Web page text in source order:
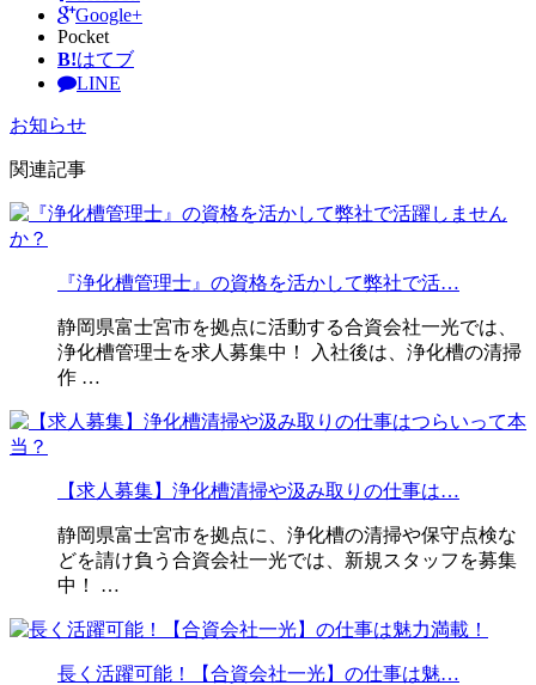
Google+
Pocket
B!はてブ
LINE
お知らせ
関連記事
『浄化槽管理士』の資格を活かして弊社で活…
静岡県富士宮市を拠点に活動する合資会社一光では、
浄化槽管理士を求人募集中！ 入社後は、浄化槽の清掃
作 …
【求人募集】浄化槽清掃や汲み取りの仕事は…
静岡県富士宮市を拠点に、浄化槽の清掃や保守点検な
どを請け負う合資会社一光では、新規スタッフを募集
中！ …
長く活躍可能！【合資会社一光】の仕事は魅…